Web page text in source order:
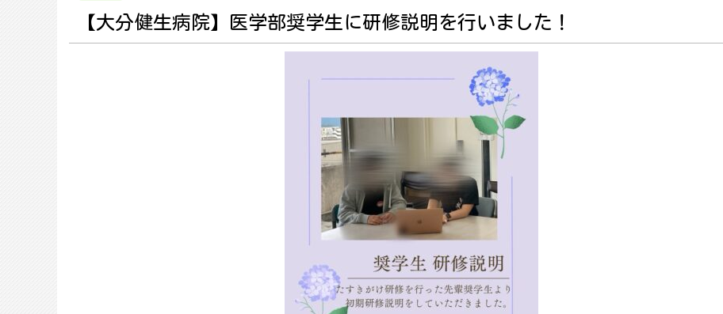
【大分健生病院】医学部奨学生に研修説明を行いました！